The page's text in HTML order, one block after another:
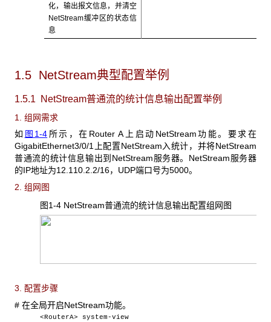
化，输出报文信息，并清空
NetStream缓冲区的状态信
息
1.5 NetStream典型配置举例
1.5.1 NetStream普通流的统计信息输出配置举例
1. 组网需求
如 图1-4 所示，在Router A上启动NetStream功能。要求在
GigabitEthernet3/0/1上配置NetStream入统计，并将NetStream
普通流的统计信息输出到NetStream服务器。NetStream服务器
的IP地址为12.110.2.2/16，UDP端口号为5000。
2. 组网图
图1-4 NetStream普通流的统计信息输出配置组网图
3. 配置步骤
# 在全局开启NetStream功能。
<RouterA> system-view